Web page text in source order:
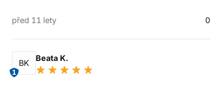
před 11 lety 0
BK
1
Beata K.